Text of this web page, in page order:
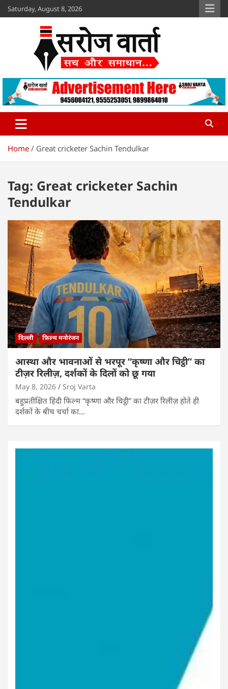
Skip
to
Saturday, August 8, 2026
Sroj Varta
www.srojvarta.in
Home Great cricketer Sachin Tendulkar
Tag: Great cricketer Sachin
Tendulkar
दिल्ली फ़िल्म मनोरंजन
आस्था और भावनाओं से भरपूर “कृष्णा और चिट्ठी” का
टीज़र रिलीज़, दर्शकों के दिलों को छू गया
May 8, 2026 Sroj Varta
बहुप्रतीक्षित हिंदी फिल्म “कृष्णा और चिट्ठी” का टीज़र रिलीज़ होते ही
दर्शकों के बीच चर्चा का…